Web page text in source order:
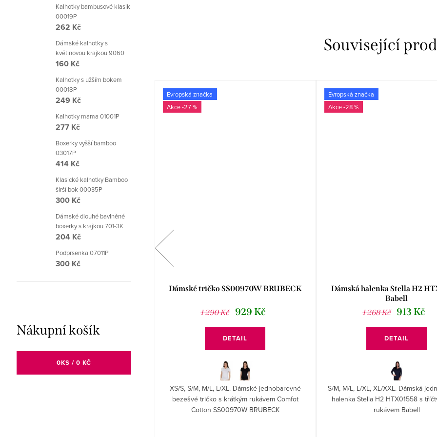
Kalhotky bambusové klasik
00019P
262 Kč
Dámské kalhotky s
květinovou krajkou 9060
160 Kč
Kalhotky s užším bokem
00018P
249 Kč
Kalhotky mama 01001P
277 Kč
Boxerky vyšší bamboo
03017P
414 Kč
Klasické kalhotky Bamboo
širší bok 00035P
300 Kč
Dámské dlouhé bavlněné
boxerky s krajkou 701-3K
204 Kč
Podprsenka 07011P
300 Kč
Nákupní košík
0KS / 0 KČ
Související
DETAIL
Evropská značka
-27 %
Dámské tričko SS00970W BRUBECK
1 290 Kč 929 Kč
DETAIL
XS/S, S/M, M/L, L/XL. Dámské jednobarevné
bezešvé tričko s krátkým rukávem Comfot
Cotton SS00970W BRUBECK
Evropská značka
-28 %
Dámská halenka Stella H2
Babell
1 268 Kč
913 Kč
DETAIL
S/M, M/L, L/XL, XL/XXL. Dámská
halenka Stella H2 HTX01558 s
rukávem Babell